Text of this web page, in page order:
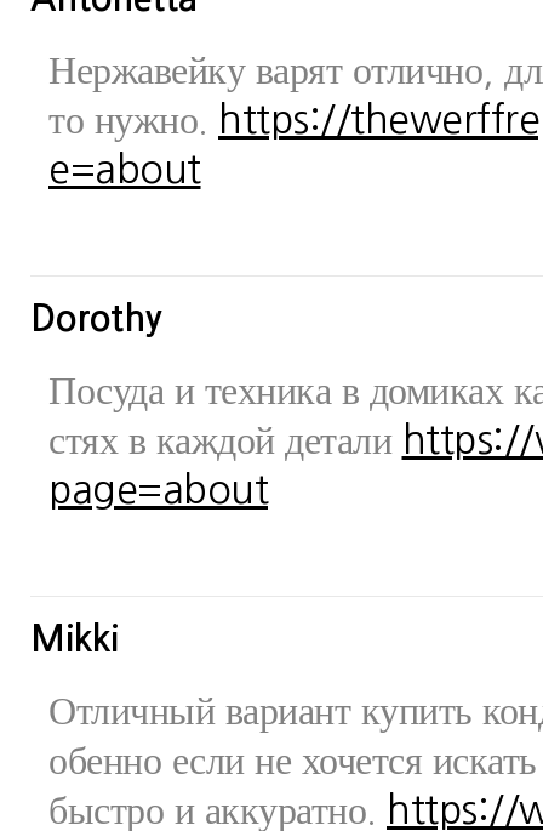
Нержавейку варят отлично,
то нужно.
https://
e=about
Dorothy
Посуда и техника в домиках
стях в каждой детали https://
page=about
Mikki
Отличный вариант купить
обенно если не хочется
быстро и аккуратно.
https://